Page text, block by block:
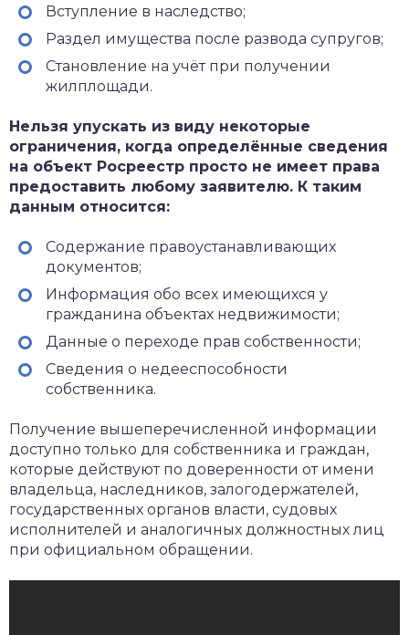
Вступление в наследство;
Раздел имущества после развода супругов;
Становление на учёт при получении
жилплощади.
Нельзя упускать из виду некоторые
ограничения, когда определённые сведения
на объект Росреестр просто не имеет права
предоставить любому заявителю. К таким
данным относится:
Содержание правоустанавливающих
документов;
Информация обо всех имеющихся у
гражданина объектах недвижимости;
Данные о переходе прав собственности;
Сведения о недееспособности
собственника.
Получение вышеперечисленной информации
доступно только для собственника и граждан,
которые действуют по доверенности от имени
владельца, наследников, залогодержателей,
государственных органов власти, судовых
исполнителей и аналогичных должностных лиц
при официальном обращении.